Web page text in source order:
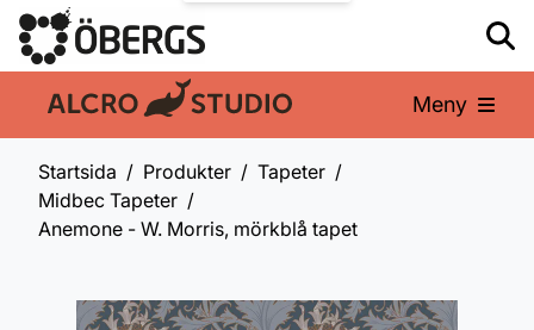
En del av: Meny
Startsida Produkter
Tapeter
Midbec Tapeter
Anemone - W. Morris, mörkblå tapet